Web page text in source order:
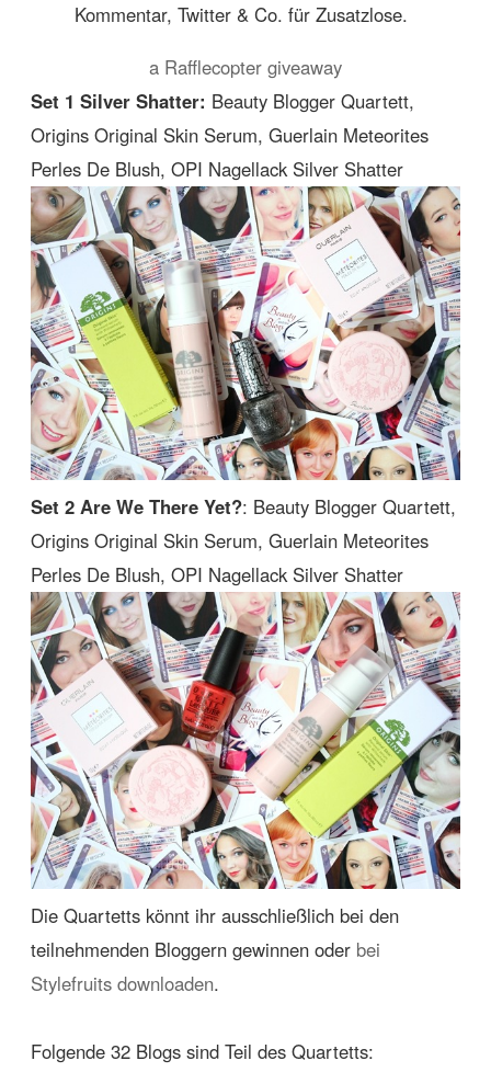
Kommentar, Twitter & Co. für Zusatzlose.
a Rafflecopter giveaway
Set 1 Silver Shatter: Beauty Blogger Quartett,
Origins Original Skin Serum, Guerlain Meteorites
Perles De Blush, OPI Nagellack Silver Shatter
Set 2 Are We There Yet?: Beauty Blogger Quartett,
Origins Original Skin Serum, Guerlain Meteorites
Perles De Blush, OPI Nagellack Silver Shatter
Die Quartetts könnt ihr ausschließlich bei den
teilnehmenden Bloggern gewinnen oder bei
Stylefruits downloaden.
Folgende 32 Blogs sind Teil des Quartetts: